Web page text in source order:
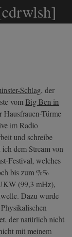
Schlag, der
vomBig Ben in
Hausfrauen-Türme
im Radio
und schreibe
dem Stream von
Festival, welches
bis zum %%
(99,3 mHz),
Dazu wurde
der natürlich nicht
mit meinem